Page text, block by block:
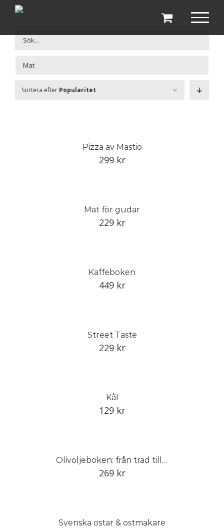
Fortsätt
Sortera efter Popularitet
Pizza av Mastio
299 kr
Mat för gudar
229 kr
Kaffeboken
449 kr
Street Taste
229 kr
Kål
129 kr
Olivoljeboken: från träd till bord
269 kr
Svenska ostar & ostmakare